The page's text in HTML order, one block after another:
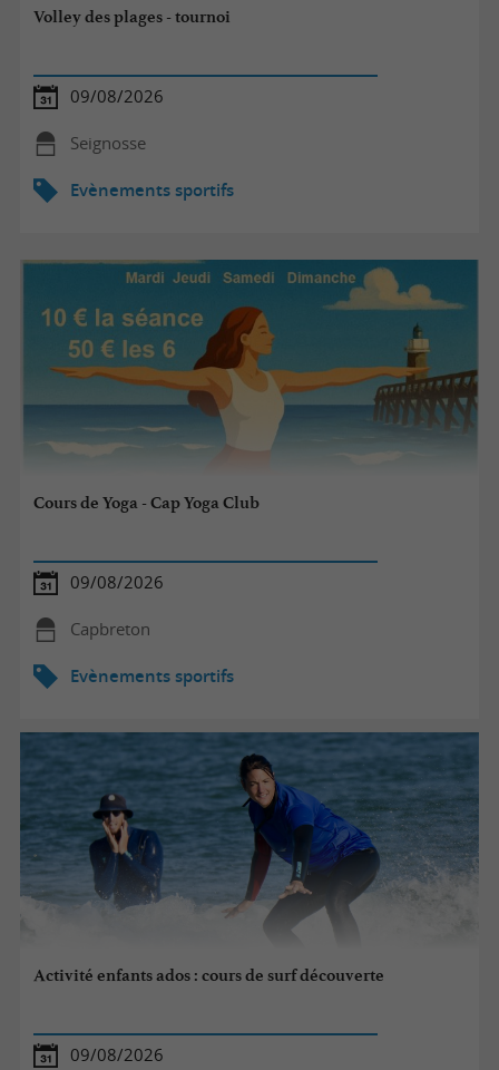
Volley des plages - tournoi
09/08/2026
Seignosse
Evènements sportifs
Cours de Yoga - Cap Yoga Club
09/08/2026
Capbreton
Evènements sportifs
Activité enfants ados : cours de surf découverte
09/08/2026